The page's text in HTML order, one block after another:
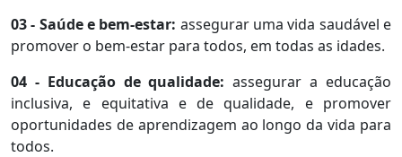
03 - Saúde e bem-estar: assegurar uma vida saudável e
promover o bem-estar para todos, em todas as idades.
04 - Educação de qualidade:assegurar a educação
inclusiva, e equitativa e de qualidade, e promover
oportunidades de aprendizagem ao longo da vida para
todos.